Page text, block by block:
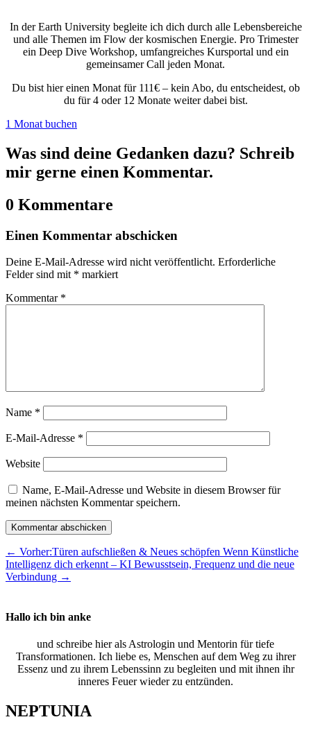
In der Earth University begleite ich dich durch alle Lebensbereiche
und alle Themen im Flow der kosmischen Energie. Pro Trimester
ein Deep Dive Workshop, umfangreiches Kursportal und ein
gemeinsamer Call jeden Monat.
Du bist hier einen Monat für 111€ – kein Abo, du entscheidest, ob
du für 4 oder 12 Monate weiter dabei bist.
1 Monat buchen
Was sind deine Gedanken dazu? Schreib
mir gerne einen Kommentar.
0 Kommentare
Einen Kommentar abschicken
Deine E-Mail-Adresse wird nicht veröffentlicht. Erforderliche
Felder sind mit * markiert
Kommentar *
Name *
E-Mail-Adresse *
Website
Name, E-Mail-Adresse und Website in diesem Browser für
meinen nächsten Kommentar speichern.
Kommentar abschicken
← Vorher:Türen aufschließen & Neues schöpfen Wenn Künstliche
Intelligenz dich erkennt – KI Bewusstsein, Frequenz und die neue
Verbindung →
Hallo ich bin anke
und schreibe hier als Astrologin und Mentorin für tiefe
Transformationen. Ich liebe es, Menschen auf dem Weg zu ihrer
Essenz und zu ihrem Lebenssinn zu begleiten und mit ihnen ihr
inneres Feuer wieder zu entzünden.
NEPTUNIA